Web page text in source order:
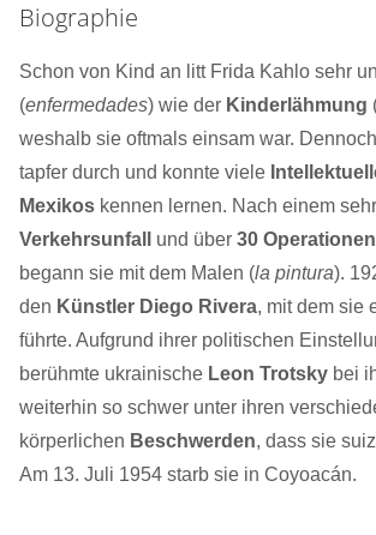
Biographie
Schon von Kind an litt Frida Kahlo sehr
(enfermedades) wie der Kinderlähmung
weshalb sie oftmals einsam war.
tapfer durch und konnte viele
Mexikos kennen lernen. Nach einem sehr
Verkehrsunfall
und über 30 Operationen
begann sie mit dem Malen (la pintura).
den Künstler Diego Rivera, mit dem sie
führte. Aufgrund ihrer politischen
berühmte ukrainische Leon Trotsky bei
weiterhin so schwer unter ihren
körperlichen Beschwerden, dass sie
Am 13. Juli 1954 starb sie in Coyoacán.